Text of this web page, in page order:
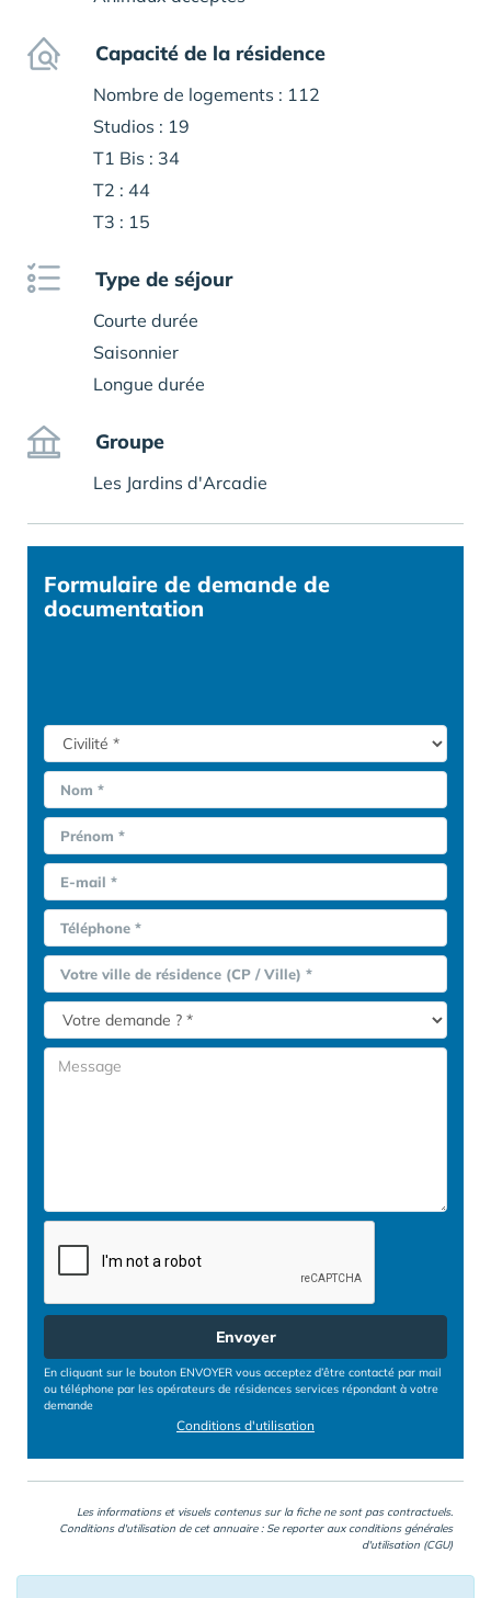
Capacité de la résidence
Nombre de logements : 112
Studios : 19
T1 Bis : 34
T2 : 44
T3 : 15
Type de séjour
Courte durée
Saisonnier
Longue durée
Groupe
Les Jardins d'Arcadie
Formulaire de demande de
documentation
Nom *
Prénom *
E-mail *
Téléphone *
Votre ville de résidence (CP / Ville) *
Envoyer
En cliquant sur le bouton ENVOYER vous acceptez d’être contacté par mail
ou téléphone par les opérateurs de résidences services répondant à votre
demande
Conditions d'utilisation
Les informations et visuels contenus sur la fiche ne sont pas contractuels.
Conditions d'utilisation de cet annuaire : Se reporter aux conditions générales
d'utilisation (CGU)